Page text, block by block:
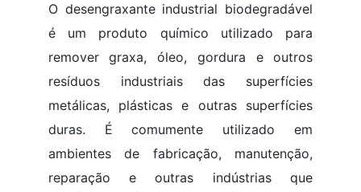
O desengraxante industrial biodegradável
é um produto químico utilizado para
remover graxa, óleo, gordura e outros
resíduos industriais das superfícies
metálicas, plásticas e outras superfícies
duras. É comumente utilizado em
ambientes de fabricação, manutenção,
reparação e outras indústrias que